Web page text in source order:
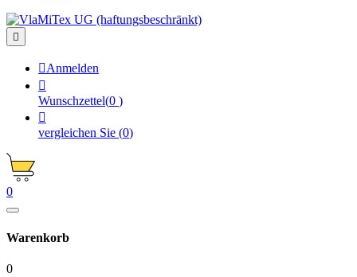

Anmelden

Wunschzettel(0 )

vergleichen Sie (0)
0
Warenkorb
0